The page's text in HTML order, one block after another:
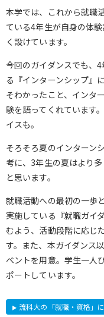
本学では、これから就職
ている4年生が自身の体
く設けています。
今回のガイダンスでも、
る『インターンシップ』
そわかったこと、インタ
験を語ってくれています
イスも。
そろそろ夏のインターン
考に、3年生の夏はより
と思います。
就職活動への最初の一歩
実施している『就職ガイ
むよう、活動段階に応じ
す。また、本ガイダンス
ベントを用意。学生一人
ポートしています。
流科大の「就職・資格」